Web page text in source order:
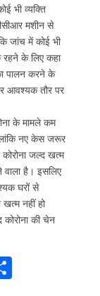
भी व्यक्ति
मशीन से
जांच में कोई भी
रहने के लिए कहा
पालन करने के
आवश्यक तौर पर
के मामले कम
नए केस जरूर
जल्द खत्म
वाला है। इसलिए
घरों से
नहीं हो
कोरोना की चेन
S